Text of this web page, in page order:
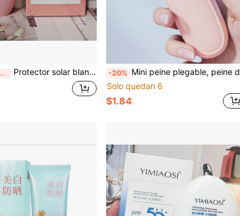
¡Últimos 3 días Protector solar blanqueador SPF50 PA+++, aísla UVA UVB, refrescante, no grasoso, hidratante, bloqueador solar facial, loción protectora solar -20% Mini peine plegable, peine de viaje portátil y de diseño compacto de alta calidad
Solo quedan 6
$1.84